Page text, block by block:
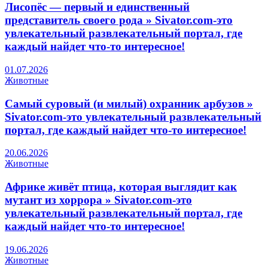
Лисопёс — первый и единственный
представитель своего рода » Sivator.com-это
увлекательный развлекательный портал, где
каждый найдет что-то интересное!
01.07.2026
Животные
Самый суровый (и милый) охранник арбузов »
Sivator.com-это увлекательный развлекательный
портал, где каждый найдет что-то интересное!
20.06.2026
Животные
Африке живёт птица, которая выглядит как
мутант из хоррора » Sivator.com-это
увлекательный развлекательный портал, где
каждый найдет что-то интересное!
19.06.2026
Животные